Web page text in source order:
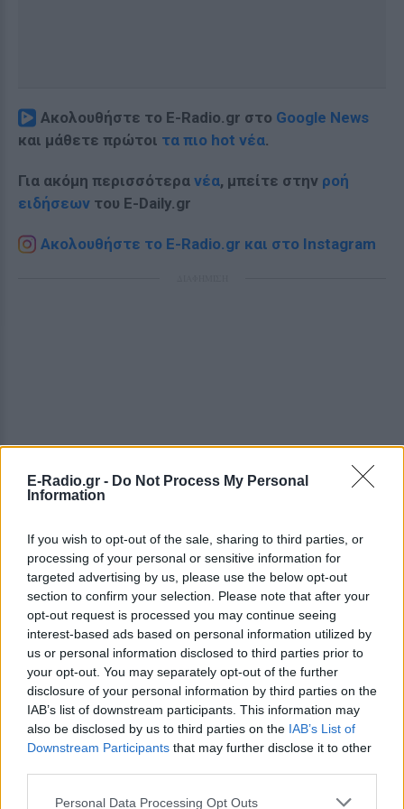
E-Radio.gr - Do Not Process My Personal
Information
If you wish to opt-out of the sale, sharing to third parties, or
processing of your personal or sensitive information for
targeted advertising by us, please use the below opt-out
section to confirm your selection. Please note that after your
opt-out request is processed you may continue seeing
interest-based ads based on personal information utilized by
us or personal information disclosed to third parties prior to
your opt-out. You may separately opt-out of the further
disclosure of your personal information by third parties on the
IAB’s list of downstream participants. This information may
also be disclosed by us to third parties on the IAB’s List of
Downstream Participants that may further disclose it to other
Personal Data Processing Opt Outs
Ακολουθήστε το E-Radio.gr στο Google News
και μάθετε πρώτοι τα πιο hot νέα.
Για ακόμη περισσότερα νέα, μπείτε στην ροή
ειδήσεων του E-Daily.gr
Ακολουθήστε το E-Radio.gr και στο Instagram
ΔΕΙΤΕ ΕΠΙΣΗΣ
Στον εισαγγελέα σήμερα η